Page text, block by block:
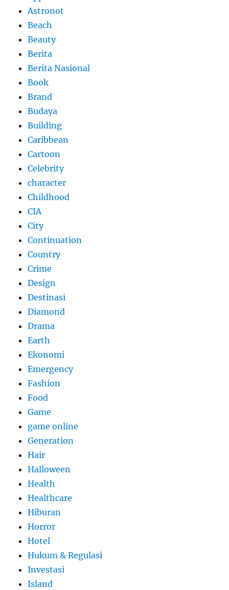
Astronot
Beach
Beauty
Berita
Berita Nasional
Book
Brand
Budaya
Building
Caribbean
Cartoon
Celebrity
character
Childhood
CIA
City
Continuation
Country
Crime
Design
Destinasi
Diamond
Drama
Earth
Ekonomi
Emergency
Fashion
Food
Game
game online
Generation
Hair
Halloween
Health
Healthcare
Hiburan
Horror
Hotel
Hukum & Regulasi
Investasi
Island